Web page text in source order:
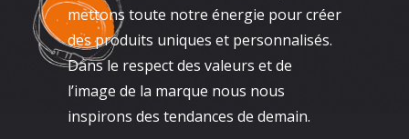
mettons toute notre énergie pour créer
des produits uniques et personnalisés.
Dans le respect des valeurs et de
l’image de la marque nous nous
inspirons des tendances de demain.